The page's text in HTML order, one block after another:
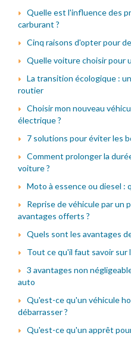
Quelle est l'influence des
carburant ?
Cinq raisons d'opter pour
Quelle voiture choisir pour
La transition écologique :
routier
Choisir mon nouveau
électrique ?
7 solutions pour éviter les
Comment prolonger la
voiture ?
Moto à essence ou diesel :
Reprise de véhicule par un
avantages offerts ?
Quels sont les avantages
Tout ce qu'il faut savoir sur
3 avantages non
auto
Qu'est-ce qu'un véhicule
débarrasser ?
Qu'est-ce qu'un apprêt